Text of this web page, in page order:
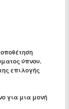
ύπνου.
επιλογής
για μια μονή